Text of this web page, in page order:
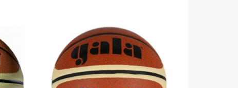
Detail produktu